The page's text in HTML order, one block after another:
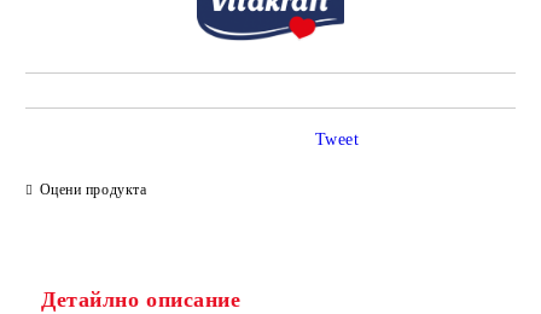
Оцени продукта
Tweet
Детайлно описание